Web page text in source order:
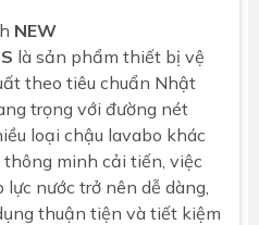
NEW
là sản phẩm thiết bị vệ
theo tiêu chuẩn Nhật
trọng với đường nét
loại chậu lavabo khác
minh cải tiến, việc
nước trở nên dễ dàng,
thuận tiện và tiết kiệm